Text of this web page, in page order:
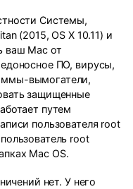
Системы,
(2015, OS X 10.11) и
ваш Mac от
ПО, вирусы,
вымогатели,
защищенные
путем
пользователя root
root
Mac OS.
нет. У него